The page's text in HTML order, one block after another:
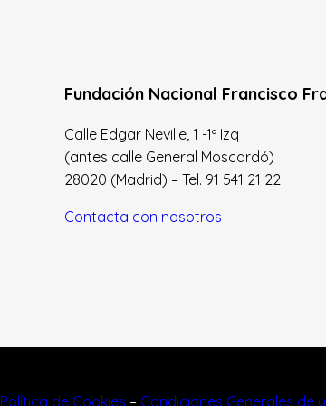
Fundación Nacional Francisco
Calle Edgar Neville, 1 -1º Izq
(antes calle General Moscardó)
28020 (Madrid) – Tel. 91 541 21 22
Contacta con nosotros
Política de Cookies – Condiciones Generales de